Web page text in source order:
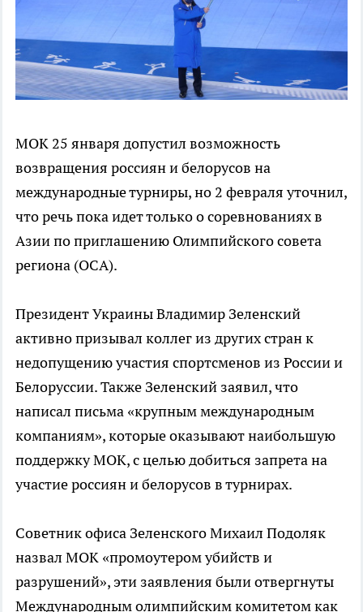
МОК 25 января допустил возможность
возвращения россиян и белорусов на
международные турниры, но 2 февраля уточнил,
что речь пока идет только о соревнованиях в
Азии по приглашению Олимпийского совета
региона (ОСА).
Президент Украины Владимир Зеленский
активно призывал коллег из других стран к
недопущению участия спортсменов из России и
Белоруссии. Также Зеленский заявил, что
написал письма «крупным международным
компаниям», которые оказывают наибольшую
поддержку МОК, с целью добиться запрета на
участие россиян и белорусов в турнирах.
Советник офиса Зеленского Михаил Подоляк
назвал МОК «промоутером убийств и
разрушений», эти заявления были отвергнуты
Международным олимпийским комитетом как